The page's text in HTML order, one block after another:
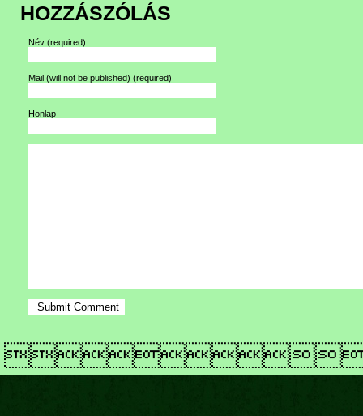
HOZZÁSZÓLÁS
Név (required)
Mail (will not be published) (required)
Honlap